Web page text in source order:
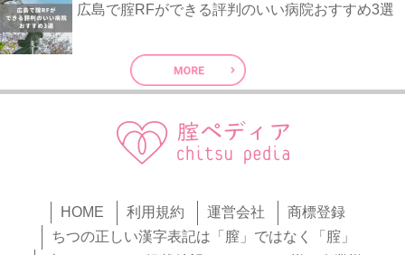
広島で腟RFができる評判のいい病院おすすめ3選
HOME 利用規約 運営会社
商標登録
ちつの正しい漢字表記は「膣」ではなく「腟」